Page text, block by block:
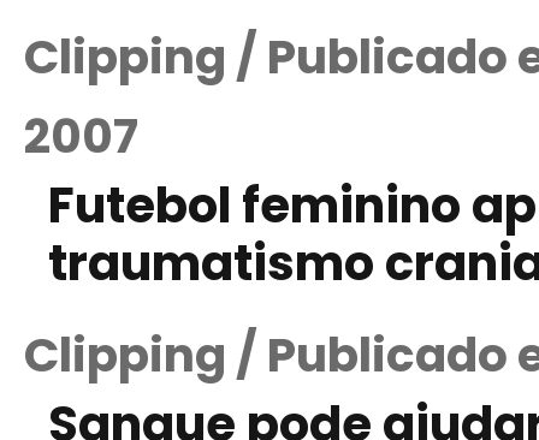
Clipping / Publicado
2007
Futebol feminino
traumatismo
Clipping / Publicado
Sangue pode